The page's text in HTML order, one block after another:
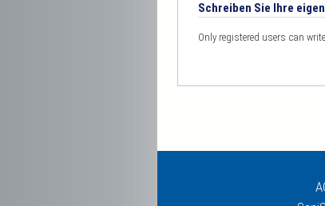
Schreiben Sie Ihre
Only registered users can